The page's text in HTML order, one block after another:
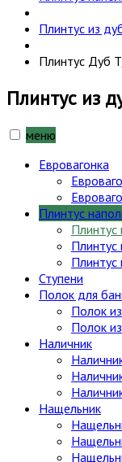
Плинтус из
Плинтус Дуб
Плинтус из
меню
Евровагонка
Плинтус
Плинтус
Плинтус
Плинтус
Ступени
Полок для
Полок
Полок
Наличник
Нащельник